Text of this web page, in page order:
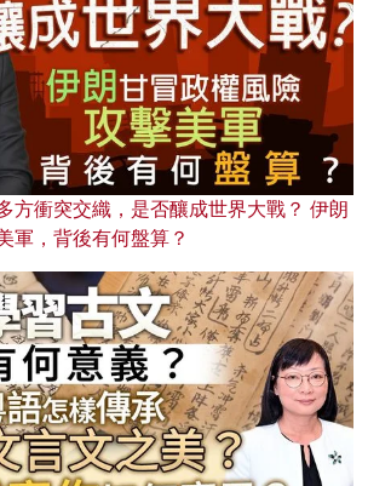
方衝突交織，是否釀成世界大戰？ 伊朗
軍，背後有何盤算？